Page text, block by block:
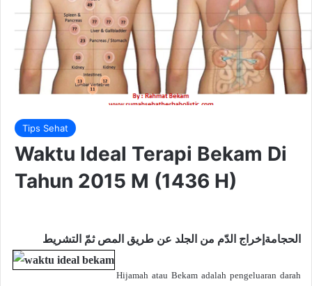
Tips Sehat
Waktu Ideal Terapi Bekam Di
Tahun 2015 M (1436 H)
الحجامةإخراج الدّم من الجلد عن طريق المص ثمّ التشريط
Hijamah atau Bekam adalah pengeluaran darah